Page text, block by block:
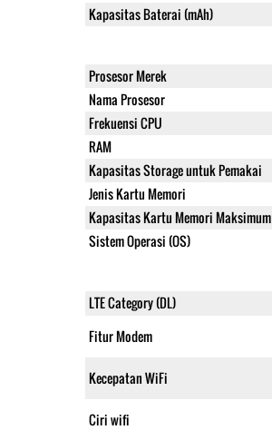
Kapasitas Baterai (mAh)
Prosesor Merek
Nama Prosesor
Frekuensi CPU
RAM
Kapasitas Storage untuk Pemakai
Jenis Kartu Memori
Kapasitas Kartu Memori Maksimum
Sistem Operasi (OS)
LTE Category (DL)
Fitur Modem
Kecepatan WiFi
Ciri wifi